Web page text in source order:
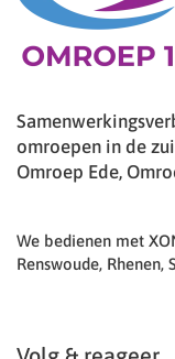
omroepen in de
Omroep Ede,
We bedienen met
Renswoude, Rhenen,